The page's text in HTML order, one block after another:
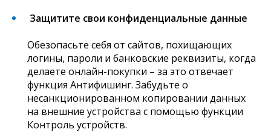
Защитите свои конфиденциальные данные
Обезопасьте себя от сайтов, похищающих
логины, пароли и банковские реквизиты, когда
делаете онлайн-покупки – за это отвечает
функция Антифишинг. Забудьте о
несанкционированном копировании данных
на внешние устройства с помощью функции
Контроль устройств.